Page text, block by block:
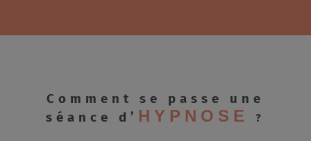
Comment se passe une
séance d’ HYPNOSE ?